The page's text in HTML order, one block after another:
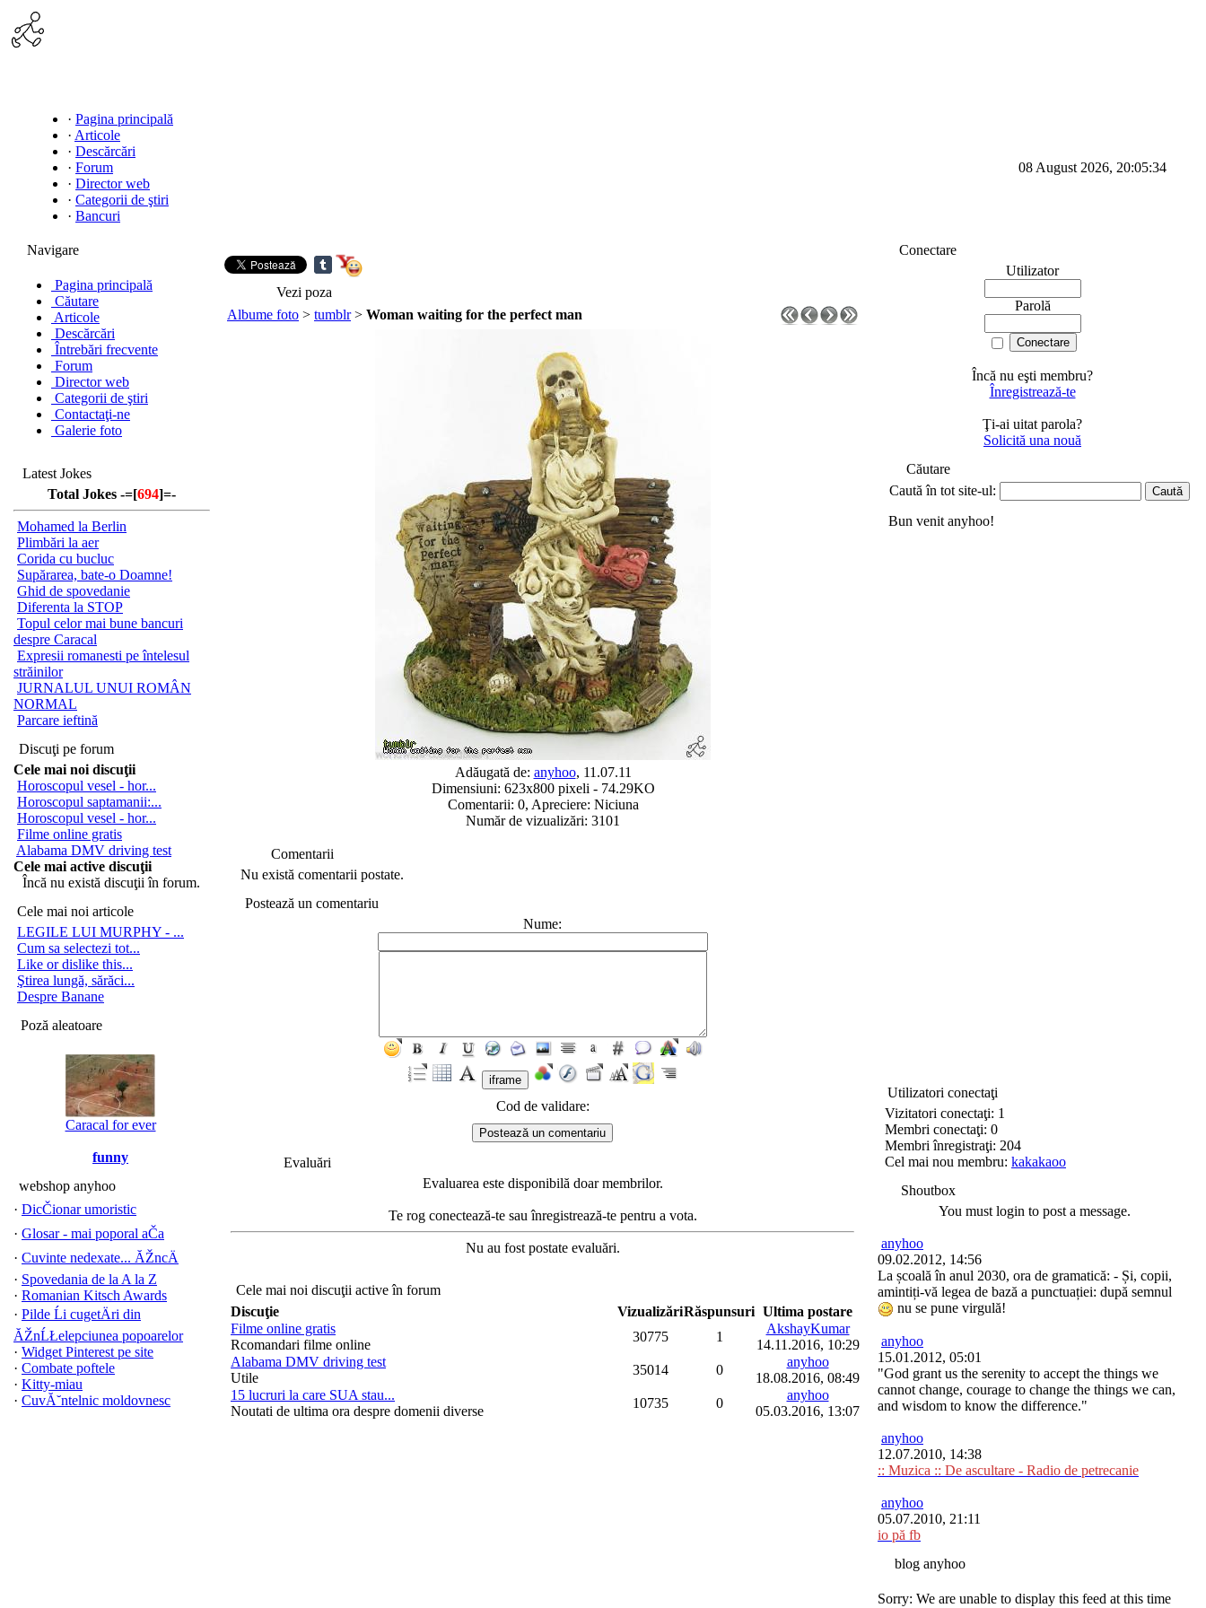
· Pagina principală
· Articole
· Descărcări
· Forum
· Director web
· Categorii de ştiri
· Bancuri
08 August 2026, 20:05:34
Navigare
Pagina principală
Căutare
Articole
Descărcări
Întrebări frecvente
Forum
Director web
Categorii de ştiri
Contactaţi-ne
Galerie foto
Latest Jokes
Total Jokes -=[694]=-
Mohamed la Berlin
Plimbări la aer
Corida cu bucluc
Supărarea, bate-o Doamne!
Ghid de spovedanie
Diferenta la STOP
Topul celor mai bune bancuri
despre Caracal
Expresii romanesti pe întelesul
străinilor
JURNALUL UNUI ROMÂN
NORMAL
Parcare ieftină
Discuţi pe forum
Cele mai noi discuţii
Horoscopul vesel - hor...
Horoscopul saptamanii:...
Horoscopul vesel - hor...
Filme online gratis
Alabama DMV driving test
Cele mai active discuţii
Încă nu există discuţii în forum.
Cele mai noi articole
LEGILE LUI MURPHY - ...
Cum sa selectezi tot...
Like or dislike this...
Ştirea lungă, sărăci...
Despre Banane
Poză aleatoare
Caracal for ever
funny
webshop anyhoo
· DicČionar umoristic
· Glosar - mai poporal aČa
· Cuvinte nedexate... ĂŽncÄ
· Spovedania de la A la Z
· Romanian Kitsch Awards
· Pilde Ĺi cugetÄri din
ĂŽnĹŁelepciunea popoarelor
· Widget Pinterest pe site
· Combate poftele
· Kitty-miau
· CuvĂ˘ntelnic moldovnesc
Vezi poza
Albume foto > tumblr> Woman waiting for the perfect man
Adăugată de: anyhoo, 11.07.11
Dimensiuni: 623x800 pixeli - 74.29KO
Comentarii: 0, Apreciere: Niciuna
Număr de vizualizări: 3101
Comentarii
Nu există comentarii postate.
Postează un comentariu
Nume:
Cod de validare:
Evaluări
Evaluarea este disponibilă doar membrilor.
Te rog conectează-te sau înregistrează-te pentru a vota.
Nu au fost postate evaluări.
Cele mai noi discuţii active în forum
Discuţie
VizualizăriRăspunsuri Ultima postare
Filme online gratis
Rcomandari filme online
30775 1
AkshayKumar
14.11.2016, 10:29
Alabama DMV driving test
Utile
35014 0
anyhoo
18.08.2016, 08:49
15 lucruri la care SUA stau...
Noutati de ultima ora despre domenii diverse
10735 0
anyhoo
05.03.2016, 13:07
Conectare
Utilizator
Parolă
Încă nu eşti membru?
Înregistrează-te
Ţi-ai uitat parola?
Solicită una nouă
Căutare
Caută în tot site-ul:
Bun venit anyhoo!
Utilizatori conectaţi
Vizitatori conectaţi: 1
Membri conectaţi: 0
Membri înregistraţi: 204
Cel mai nou membru: kakakaoo
Shoutbox
You must login to post a message.
anyhoo
09.02.2012, 14:56
La școală în anul 2030, ora de gramatică: - Și, copii,
amintiți-vă legea de bază a punctuației: după semnul
nu se pune virgulă!
anyhoo
15.01.2012, 05:01
"God grant us the serenity to accept the things we
cannot change, courage to change the things we can,
and wisdom to know the difference."
anyhoo
12.07.2010, 14:38
:: Muzica :: De ascultare - Radio de petrecanie
anyhoo
05.07.2010, 21:11
io pă fb
blog anyhoo
Sorry: We are unable to display this feed at this time